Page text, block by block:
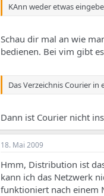
KAnn weder etwas
Schau dir mal an wie
bedienen. Bei vim gibt
Das Verzeichnis Courier
Dann ist Courier nicht
18. Mai 2009
Hmm, Distribution ist
kann ich das Netzwerk
funktioniert nach einem